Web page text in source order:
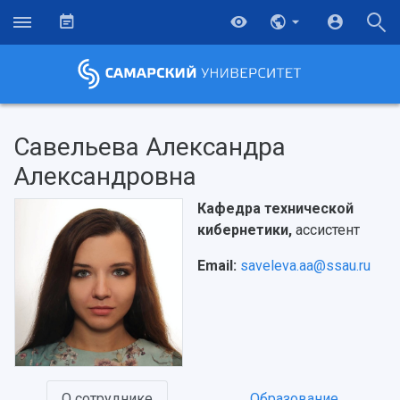
НАЗАД
Савельева Александра
Александровна
Кафедра технической
кибернетики, ассистент
Email: saveleva.aa@ssau.ru